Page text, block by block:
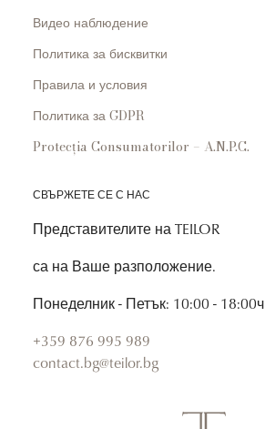
Видео наблюдение
Политика за бисквитки
Правила и условия
Политика за GDPR
Protecția Consumatorilor – A.N.P.C.
СВЪРЖЕТЕ СЕ С НАС
Представителите на TEILOR
са на Ваше разположение.
Понеделник - Петък: 10:00 - 18:00ч
+359 876 995 989
contact.bg@teilor.bg